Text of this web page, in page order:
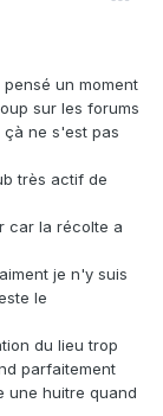
un moment
sur les forums
çà ne s'est pas
très actif de
car la récolte a
je n'y suis
le
du lieu trop
parfaitement
une huitre quand